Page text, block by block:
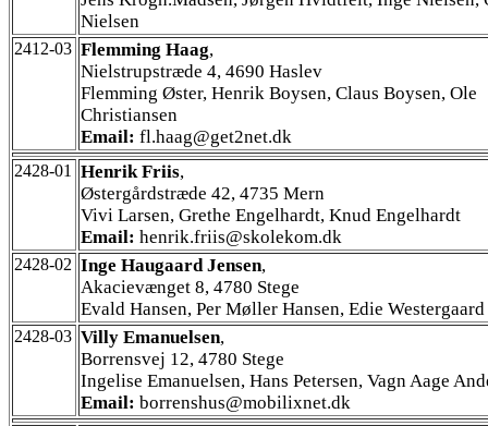
Nielsen
2412-03 Flemming Haag,
Nielstrupstræde 4, 4690 Haslev
Flemming Øster, Henrik Boysen, Claus Boysen, Ole
Christiansen
Email: fl.haag@get2net.dk
2428-01 Henrik Friis,
Østergårdstræde 42, 4735 Mern
Vivi Larsen, Grethe Engelhardt, Knud Engelhardt
Email: henrik.friis@skolekom.dk
2428-02 Inge Haugaard Jensen,
Akacievænget 8, 4780 Stege
Evald Hansen, Per Møller Hansen, Edie Westergaard
2428-03 Villy Emanuelsen,
Borrensvej 12, 4780 Stege
Ingelise Emanuelsen, Hans Petersen, Vagn Aage
Email: borrenshus@mobilixnet.dk